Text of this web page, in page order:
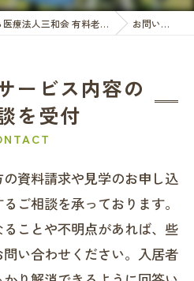
豊中市の有料老人ホームなら医療法人三和会 有料老人ホームいこい お問い合わせ
ービス内容の
を受付
資料請求や見学のお申し込
ご相談を承っております。
ことや不明点があれば、些
い合わせください。入居者